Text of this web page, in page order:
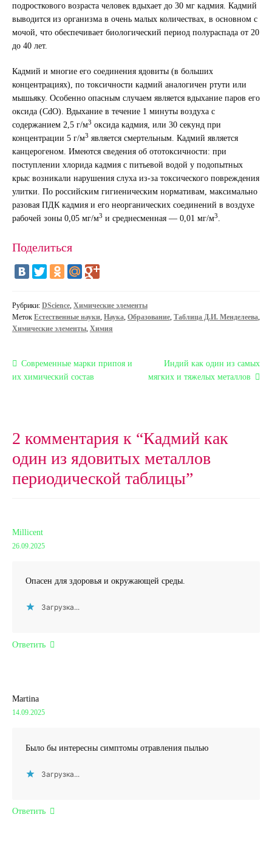
подросткового возраста человек вдыхает до 30 мг кадмия. Кадмий
выводится из организма в очень малых количествах, в основном с
мочой, что обеспечивает биологический период полураспада от 20
до 40 лет.
Кадмий и многие его соединения ядовиты (в больших
концентрациях), по токсичности кадмий аналогичен ртути или
мышьяку. Особенно опасным случаем является вдыхание паров его
оксида (CdO). Вдыхание в течение 1 минуты воздуха с
содержанием 2,5 г/м3 оксида кадмия, или 30 секунд при
концентрации 5 г/м3 является смертельным. Кадмий является
канцерогеном. Имеются сведения об ототоксичности: при
поступлении хлорида кадмия с питьевой водой у подопытных
крыс возникали нарушения слуха из-за токсического повреждения
улитки. По российским гигиеническим нормативам, максимально
разовая ПДК кадмия и его неорганических соединений в воздухе
рабочей зоны 0,05 мг/м3 и среднесменная — 0,01 мг/м3.
Поделиться
Рубрики: DScience, Химические элементы
Меток Естественные науки, Наука, Образование, Таблица Д.И. Менделеева,
Химические элементы, Химия
Навигация
Предыдущая
запись:
Современные марки припоя и
их химический состав
Следующая
запись:
Индий как один из самых
мягких и тяжелых металлов
2 комментария к “Кадмий как
один из ядовитых металлов
периодической таблицы”
Millicent
26.09.2025
Опасен для здоровья и окружающей среды.
Загрузка...
Ответить
Martina
14.09.2025
Было бы интересны симптомы отравления пылью
Загрузка...
Ответить